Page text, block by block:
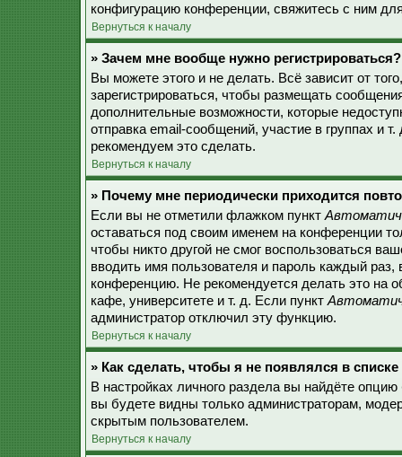
конфигурацию конференции, свяжитесь с ним
Вернуться к началу
» Зачем мне вообще нужно регистрироваться?
Вы можете этого и не делать. Всё зависит от
зарегистрироваться, чтобы размещать
дополнительные возможности, которые
отправка email-сообщений, участие в группах и
рекомендуем это сделать.
Вернуться к началу
» Почему мне периодически приходится
Если вы не отметили флажком пункт
оставаться под своим именем на конференции
чтобы никто другой не смог воспользоваться
вводить имя пользователя и пароль каждый
конференцию. Не рекомендуется делать это на
кафе, университете и т. д. Если пункт
администратор отключил эту функцию.
Вернуться к началу
» Как сделать, чтобы я не появлялся в
В настройках личного раздела вы найдёте опцию
вы будете видны только администраторам,
скрытым пользователем.
Вернуться к началу